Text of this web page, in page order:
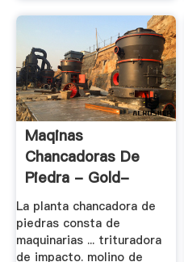
Maqinas
Chancadoras De
Piedra - Gold-
Crusher .
La planta chancadora de
piedras consta de
maquinarias ... trituradora
de impacto. molino de